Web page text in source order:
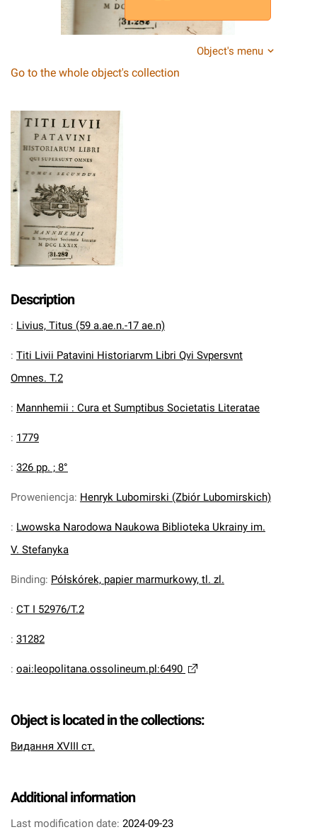
Object's menu
Go to the whole object's collection
Description
: Livius, Titus (59 a.ae.n.-17 ae.n)
: Titi Livii Patavini Historiarvm Libri Qvi Svpersvnt
Omnes. T.2
: Mannhemii : Cura et Sumptibus Societatis Literatae
: 1779
: 326 pp. ; 8°
Proweniencja: Henryk Lubomirski (Zbiór Lubomirskich)
: Lwowska Narodowa Naukowa Biblioteka Ukrainy im.
V. Stefanyka
Binding: Półskórek, papier marmurkowy, tl. zl.
: CT I 52976/T.2
: 31282
: oai:leopolitana.ossolineum.pl:6490
Object is located in the collections:
Видання XVIII ст.
Additional information
Last modification date: 2024-09-23